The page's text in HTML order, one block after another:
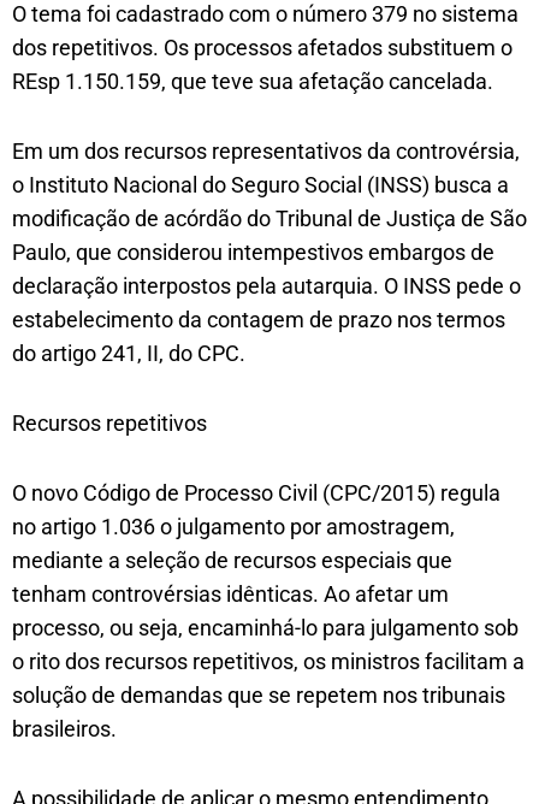
O tema foi cadastrado com o número 379 no sistema
dos repetitivos. Os processos afetados substituem o
REsp 1.150.159, que teve sua afetação cancelada.
Em um dos recursos representativos da controvérsia,
o Instituto Nacional do Seguro Social (INSS) busca a
modificação de acórdão do Tribunal de Justiça de São
Paulo, que considerou intempestivos embargos de
declaração interpostos pela autarquia. O INSS pede o
estabelecimento da contagem de prazo nos termos
do artigo 241, II, do CPC.
Recursos repetitivos
O novo Código de Processo Civil (CPC/2015) regula
no artigo 1.036 o julgamento por amostragem,
mediante a seleção de recursos especiais que
tenham controvérsias idênticas. Ao afetar um
processo, ou seja, encaminhá-lo para julgamento sob
o rito dos recursos repetitivos, os ministros facilitam a
solução de demandas que se repetem nos tribunais
brasileiros.
A possibilidade de aplicar o mesmo entendimento